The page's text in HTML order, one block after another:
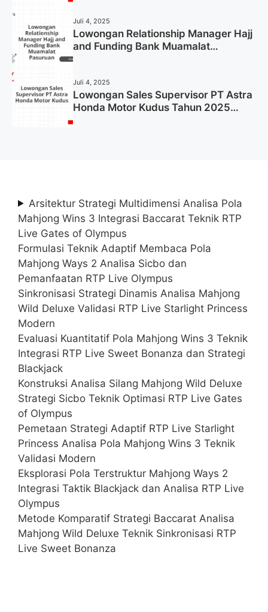
Juli 4, 2025
Lowongan Relationship Manager Hajj
and Funding Bank Muamalat
Juli 4, 2025
Lowongan Sales Supervisor PT Astra
Honda Motor Kudus Tahun 2025
Arsitektur Strategi Multidimensi Analisa Pola
Mahjong Wins 3 Integrasi Baccarat Teknik RTP
Live Gates of Olympus
Formulasi Teknik Adaptif Membaca Pola
Mahjong Ways 2 Analisa Sicbo dan
Pemanfaatan RTP Live Olympus
Sinkronisasi Strategi Dinamis Analisa Mahjong
Wild Deluxe Validasi RTP Live Starlight Princess
Modern
Evaluasi Kuantitatif Pola Mahjong Wins 3 Teknik
Integrasi RTP Live Sweet Bonanza dan Strategi
Blackjack
Konstruksi Analisa Silang Mahjong Wild Deluxe
Strategi Sicbo Teknik Optimasi RTP Live Gates
of Olympus
Pemetaan Strategi Adaptif RTP Live Starlight
Princess Analisa Pola Mahjong Wins 3 Teknik
Validasi Modern
Eksplorasi Pola Terstruktur Mahjong Ways 2
Integrasi Taktik Blackjack dan Analisa RTP Live
Olympus
Metode Komparatif Strategi Baccarat Analisa
Mahjong Wild Deluxe Teknik Sinkronisasi RTP
Live Sweet Bonanza